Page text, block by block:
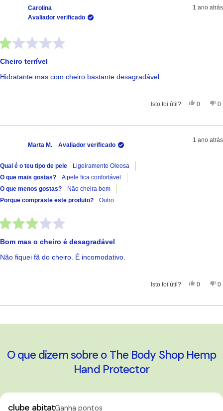
Carolina
Avaliador verificado
1 ano atrás
Cheiro terrível
Hidratante mas com cheiro bastante desagradável.
Isto foi útil? Sim,
0 0
Marta M. Avaliador verificado
1 ano atrás
Qual é o teu tipo de pele
Ligeiramente Oleosa
O que mais gostas?
A pele fica confortável
O que menos gostas?
Não cheira bem
Porque compraste este produto?
Outro
Bom mas o cheiro é desagradável
Não fiquei fã do cheiro. É incomodativo.
Isto foi útil? Sim,
0 0
O que dizem sobre o The Body Shop Hemp
Hand Protector
clube abitatGanha pontos